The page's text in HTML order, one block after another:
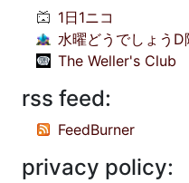
1日1ニコ
水曜どうでしょう
The Weller's Club
rss feed:
FeedBurner
privacy policy: